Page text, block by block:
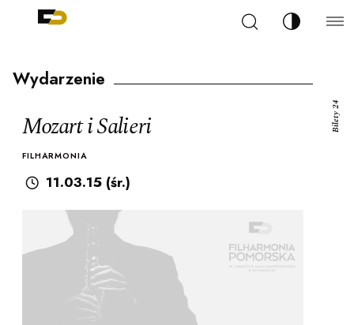
Szukaj Zmień
Wydarzenie
Mozart i Salieri
FILHARMONIA
11.03.15 (śr.)
Bilety 24